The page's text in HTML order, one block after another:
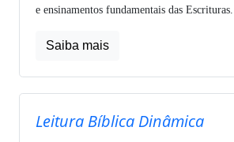
e ensinamentos fundamentais das Escrituras.
Saiba mais
Leitura Bíblica Dinâmica